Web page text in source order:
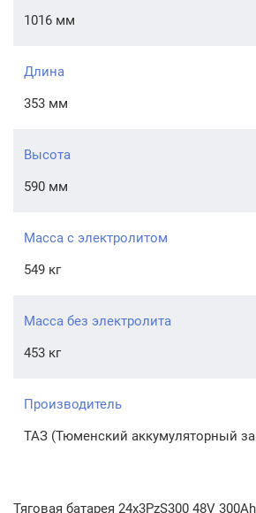
1016 мм
Длина
353 мм
Высота
590 мм
Масса с электролитом
549 кг
Масса без электролита
453 кг
Производитель
ТАЗ (Тюменский аккумуляторный
Тяговая батарея 24x3PzS300 48V